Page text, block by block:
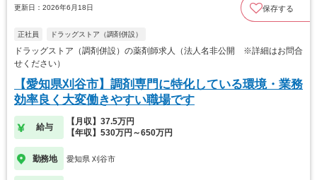
更新日：2026年6月18日 保存する
正社員 ドラッグストア（調剤併設）
ドラッグストア（調剤併設）の薬剤師求人（法人名非公開 ※詳細はお問合
せください）
【愛知県刈谷市】調剤専門に特化している環境・業務
効率良く大変働きやすい職場です
給与
【月収】37.5万円
【年収】530万円～650万円
勤務地 愛知県 刈谷市